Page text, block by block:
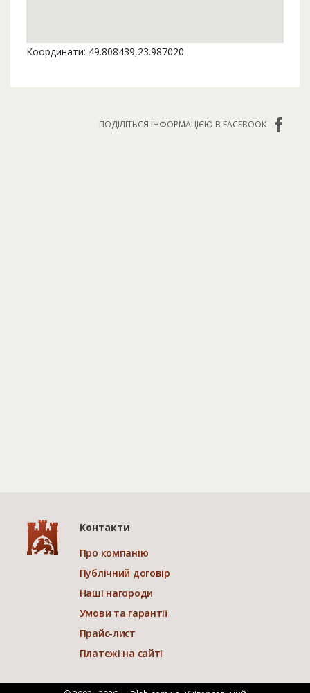
Координати: 49.808439,23.987020
ПОДІЛІТЬСЯ ІНФОРМАЦІЄЮ В FACEBOOK
Контакти
Про компанію
Публічний договір
Наші нагороди
Умови та гарантії
Прайс-лист
Платежі на сайті